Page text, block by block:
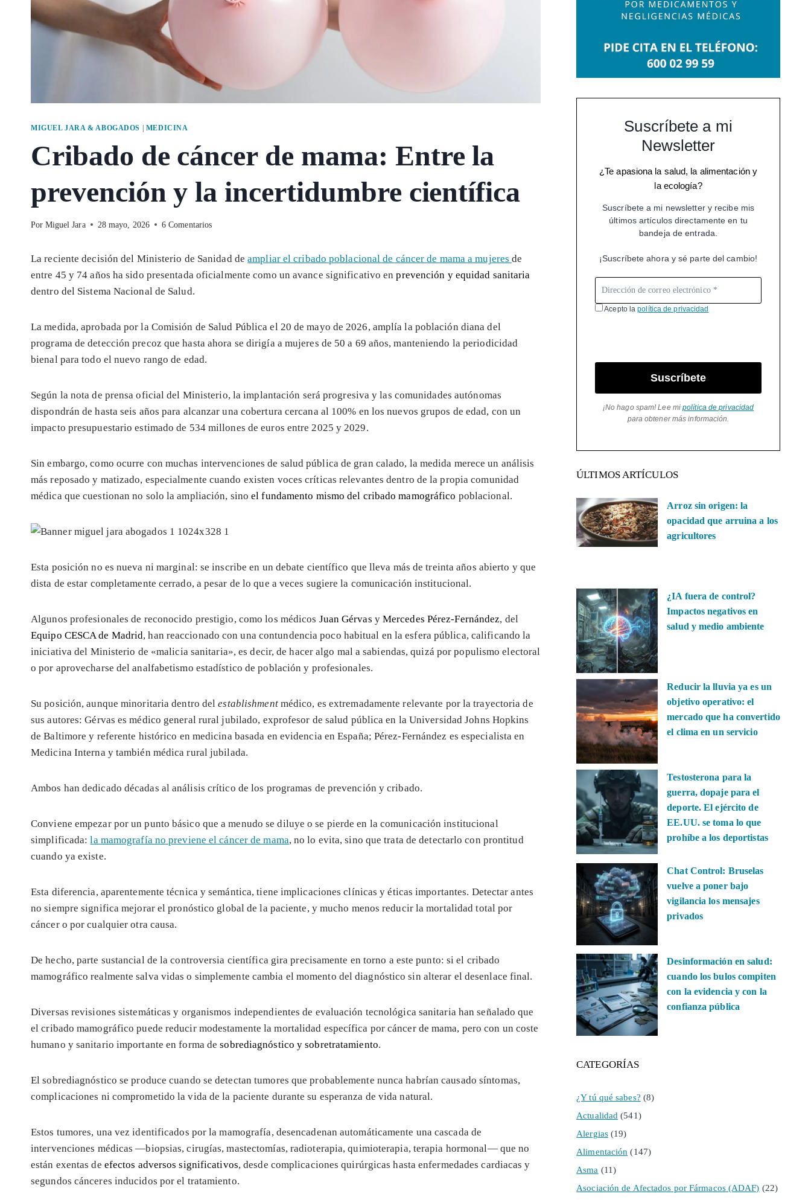
MIGUEL JARA & ABOGADOS MEDICINA
Cribado de cáncer de mama: Entre la
prevención y la incertidumbre científica
Por Miguel Jara 28 mayo, 2026 6 Comentarios
La reciente decisión del Ministerio de Sanidad deampliar el cribado poblacional de cáncer de mama a mujeresde
entre 45 y 74 años ha sido presentada oficialmente como un avance significativo enprevención y equidad sanitaria
dentro del Sistema Nacional de Salud.
La medida, aprobada por la Comisión de Salud Pública el 20 de mayo de 2026, amplía la población diana del
programa de detección precoz que hasta ahora se dirigía a mujeres de 50 a 69 años, manteniendo la periodicidad
bienal para todo el nuevo rango de edad.
Según la nota de prensa oficial del Ministerio, la implantación será progresiva y las comunidades autónomas
dispondrán de hasta seis años para alcanzar una cobertura cercana al 100% en los nuevos grupos de edad, con un
impacto presupuestario estimado de 534 millones de euros entre 2025 y 2029.
Sin embargo, como ocurre con muchas intervenciones de salud pública de gran calado, la medida merece un análisis
más reposado y matizado, especialmente cuando existen voces críticas relevantes dentro de la propia comunidad
médica que cuestionan no solo la ampliación, sinoel fundamento mismo del cribado mamográfico poblacional.
Esta posición no es nueva ni marginal: se inscribe en un debate científico que lleva más de treinta años abierto y que
dista de estar completamente cerrado, a pesar de lo que a veces sugiere la comunicación institucional.
Algunos profesionales de reconocido prestigio, como los médicos Juan Gérvas y Mercedes Pérez-Fernández, del
Equipo CESCA de Madrid, han reaccionado con una contundencia poco habitual en la esfera pública, calificando la
iniciativa del Ministerio de «malicia sanitaria», es decir, de hacer algo mal a sabiendas, quizá por populismo electoral
o por aprovecharse del analfabetismo estadístico de población y profesionales.
Su posición, aunque minoritaria dentro delestablishment médico, es extremadamente relevante por la trayectoria de
sus autores: Gérvas es médico general rural jubilado, exprofesor de salud pública en la Universidad Johns Hopkins
de Baltimore y referente histórico en medicina basada en evidencia en España; Pérez-Fernández es especialista en
Medicina Interna y también médica rural jubilada.
Ambos han dedicado décadas al análisis crítico de los programas de prevención y cribado.
Conviene empezar por un punto básico que a menudo se diluye o se pierde en la comunicación institucional
simplificada:la mamografía no previene el cáncer de mama, no lo evita, sino que trata de detectarlo con prontitud
cuando ya existe.
Esta diferencia, aparentemente técnica y semántica, tiene implicaciones clínicas y éticas importantes. Detectar antes
no siempre significa mejorar el pronóstico global de la paciente, y mucho menos reducir la mortalidad total por
cáncer o por cualquier otra causa.
De hecho, parte sustancial de la controversia científica gira precisamente en torno a este punto: si el cribado
mamográfico realmente salva vidas o simplemente cambia el momento del diagnóstico sin alterar el desenlace final.
Diversas revisiones sistemáticas y organismos independientes de evaluación tecnológica sanitaria han señalado que
el cribado mamográfico puede reducir modestamente la mortalidad específica por cáncer de mama, pero con un coste
humano y sanitario importante en forma desobrediagnóstico y sobretratamiento.
El sobrediagnóstico se produce cuando se detectan tumores que probablemente nunca habrían causado síntomas,
complicaciones ni comprometido la vida de la paciente durante su esperanza de vida natural.
Estos tumores, una vez identificados por la mamografía, desencadenan automáticamente una cascada de
intervenciones médicas —biopsias, cirugías, mastectomías, radioterapia, quimioterapia, terapia hormonal— que no
están exentas de efectos adversos significativos, desde complicaciones quirúrgicas hasta enfermedades cardiacas y
segundos cánceres inducidos por el tratamiento.
Suscríbete a mi
Newsletter
¿Te apasiona la salud, la alimentación y
la ecología?
Suscríbete a mi newsletter y recibe mis
últimos artículos directamente en tu
bandeja de entrada.
¡Suscríbete ahora y sé parte del cambio!
Acepto lapolítica de privacidad
Suscríbete
¡No hago spam! Lee mipolítica de privacidad
para obtener más información.
ÚLTIMOS ARTÍCULOS
Arroz sin origen: la
opacidad que arruina a los
agricultores
¿IA fuera de control?
Impactos negativos en
salud y medio ambiente
Reducir la lluvia ya es un
objetivo operativo: el
mercado que ha convertido
el clima en un servicio
Testosterona para la
guerra, dopaje para el
deporte. El ejército de
EE.UU. se toma lo que
prohíbe a los deportistas
Chat Control: Bruselas
vuelve a poner bajo
vigilancia los mensajes
privados
Desinformación en salud:
cuando los bulos compiten
con la evidencia y con la
confianza pública
CATEGORÍAS
¿Y tú qué sabes? (8)
Actualidad (541)
Alergias(19)
Alimentación (147)
Asma (11)
Asociación de Afectados por Fármacos (ADAF) (22)